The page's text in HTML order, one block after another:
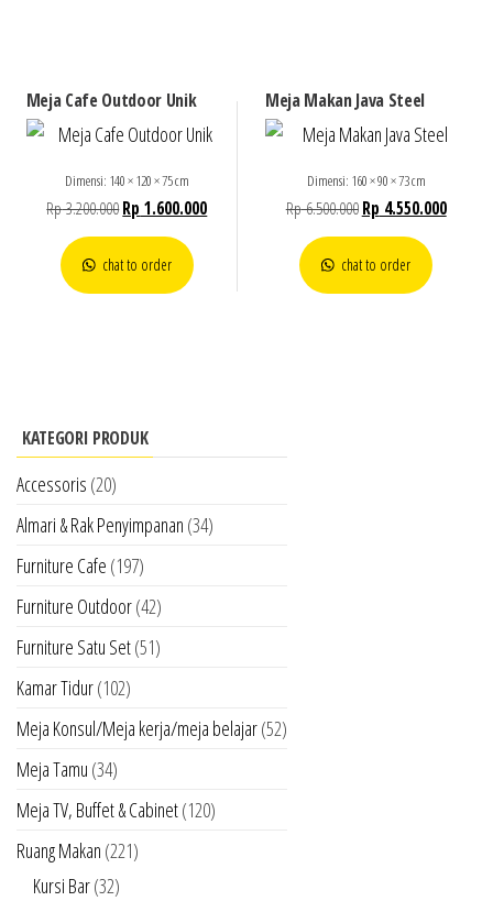
Meja Cafe Outdoor Unik
Dimensi: 140 × 120 × 75 cm
Rp3.200.000Rp 1.600.000
chat to order
Meja Makan Java Steel
Dimensi: 160 × 90 × 73 cm
Rp6.500.000 Rp 4.550.000
chat to order
KATEGORI PRODUK
Accessoris (20)
Almari & Rak Penyimpanan (34)
Furniture Cafe (197)
Furniture Outdoor(42)
Furniture Satu Set(51)
Kamar Tidur(102)
Meja Konsul/Meja kerja/meja belajar(52)
Meja Tamu (34)
Meja TV, Buffet & Cabinet(120)
Ruang Makan (221)
Kursi Bar(32)